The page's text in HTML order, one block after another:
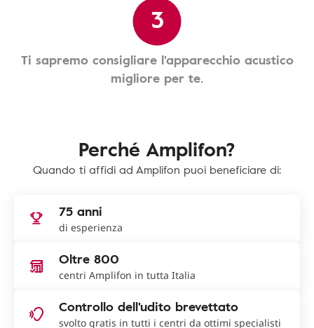
3
Ti sapremo consigliare l'apparecchio acustico
migliore per te.
Perché Amplifon?
Quando ti affidi ad Amplifon puoi beneficiare di:
75 anni
di esperienza
Oltre 800
centri Amplifon in tutta Italia
Controllo dell'udito brevettato
svolto gratis in tutti i centri da ottimi specialisti